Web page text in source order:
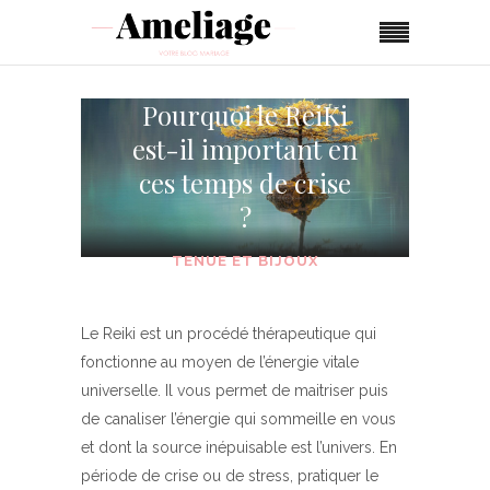
Pourquoi le ReiKi
est-il important en
ces temps de crise
?
TENUE ET BIJOUX
Le Reiki est un procédé thérapeutique qui
fonctionne au moyen de l’énergie vitale
universelle. Il vous permet de maitriser puis
de canaliser l’énergie qui sommeille en vous
et dont la source inépuisable est l’univers. En
période de crise ou de stress, pratiquer le